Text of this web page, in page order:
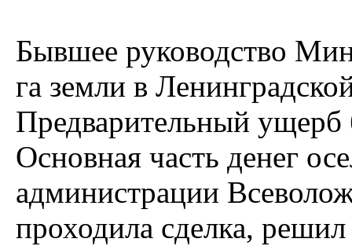
Бывшее руководство
га земли в
Предварительный ущерб
Основная часть денег
администрации
проходила сделка,